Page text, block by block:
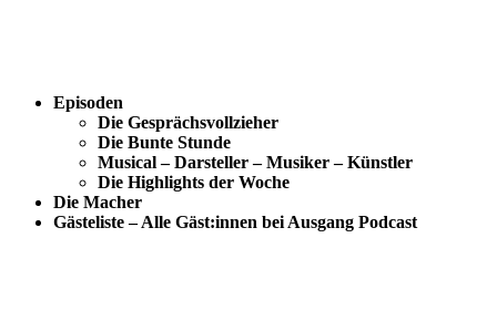
Episoden
Die Gesprächsvollzieher
Die Bunte Stunde
Musical – Darsteller – Musiker – Künstler
Die Highlights der Woche
Die Macher
Gästeliste – Alle Gäst:innen bei Ausgang Podcast